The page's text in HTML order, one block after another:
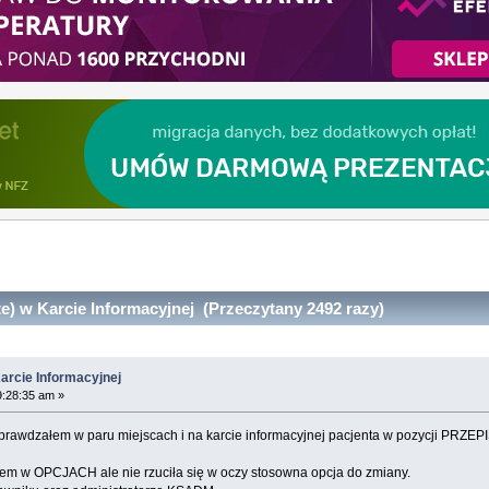
w Karcie Informacyjnej (Przeczytany 2492 razy)
Informacyjnej
am »
w paru miejscach i na karcie informacyjnej pacjenta w pozycji
w OPCJACH ale nie rzuciła się w oczy stosowna opcja do zmiany.